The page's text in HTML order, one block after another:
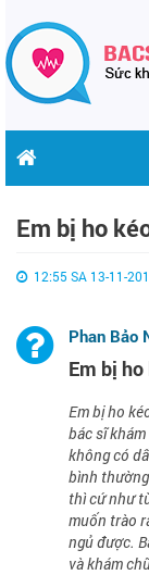
Em bị ho
12:55 SA 13-11-
Phan Bảo
Em bị
Em bị ho
bác sĩ
không có
bình
thì cứ như
muốn trào
ngủ được.
và khám